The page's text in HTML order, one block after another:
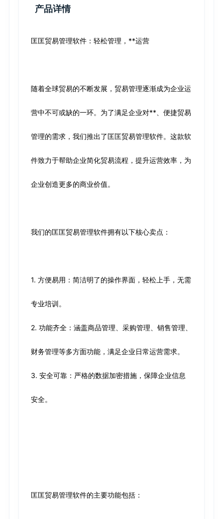
产品详情
匡匡贸易管理软件：轻松管理，**运营
随着全球贸易的不断发展，贸易管理逐渐成为企业运
营中不可或缺的一环。为了满足企业对**、便捷贸易
管理的需求，我们推出了匡匡贸易管理软件。这款软
件致力于帮助企业简化贸易流程，提升运营效率，为
企业创造更多的商业价值。
我们的匡匡贸易管理软件拥有以下核心卖点：
1. 方便易用：简洁明了的操作界面，轻松上手，无需
专业培训。
2. 功能齐全：涵盖商品管理、采购管理、销售管理、
财务管理等多方面功能，满足企业日常运营需求。
3. 安全可靠：严格的数据加密措施，保障企业信息
安全。
匡匡贸易管理软件的主要功能包括：